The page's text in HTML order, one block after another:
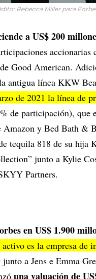
Rebecca Miller para
a US$ 200
accionarias
Good American.
antigua línea KKW
de 2021 la línea de
de participación),
Amazon y Bed Bath &
tequila 818 de su hija
junto a Kylie
Partners.
en US$ 1.900
es la empresa de
a Jens e Emma
una valuación de